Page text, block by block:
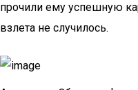
прочили ему успешную
взлета не случилось.